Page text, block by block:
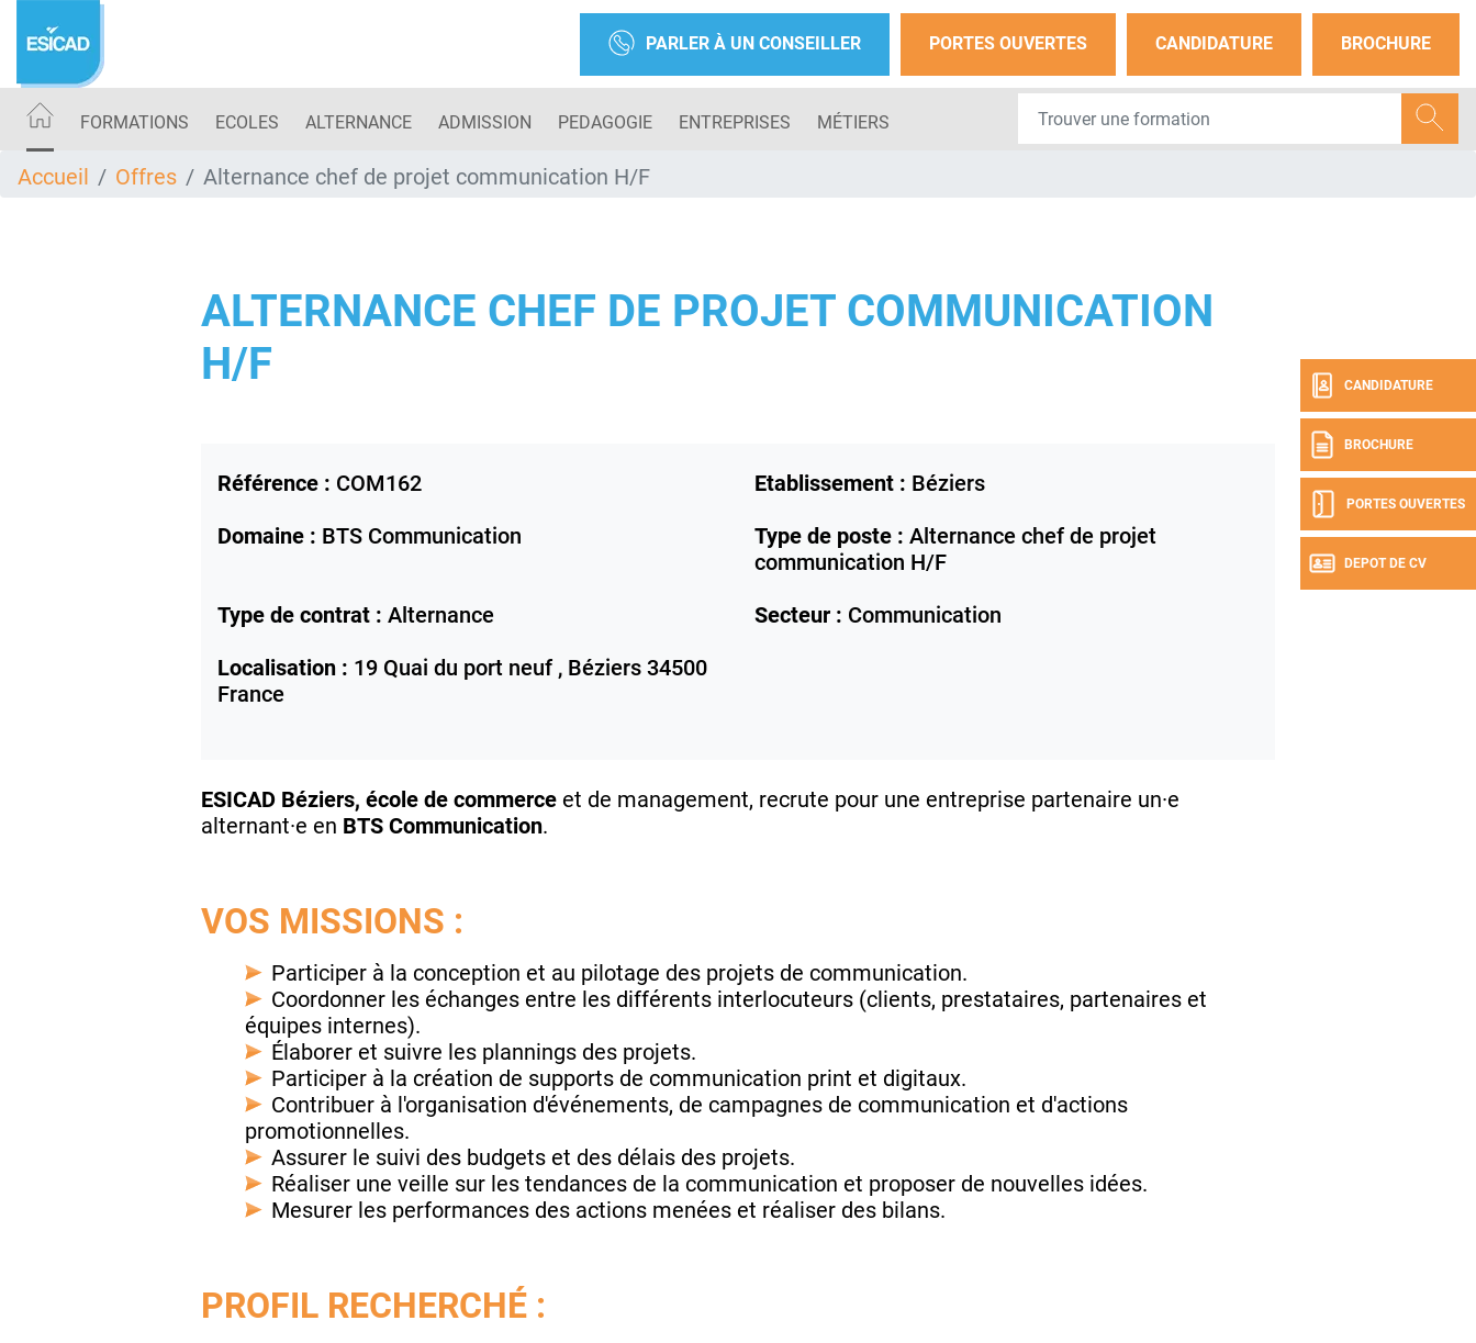
contenu
PARLER À UN CONSEILLER PORTES OUVERTES CANDIDATURE BROCHURE
FORMATIONS ECOLES ALTERNANCE ADMISSION PEDAGOGIE ENTREPRISES MÉTIERS
CANDIDATURE
BROCHURE
PORTES OUVERTES
DEPOT DE CV
Accueil Offres Alternance chef de projet communication H/F
ALTERNANCE CHEF DE PROJET COMMUNICATION
H/F
Référence : COM162 Etablissement : Béziers
Domaine : BTS Communication Type de poste : Alternance chef de projet
communication H/F
Type de contrat : Alternance Secteur : Communication
Localisation : 19 Quai du port neuf , Béziers 34500
France
ESICAD Béziers, école de commerce et de management, recrute pour une entreprise partenaire un·e
alternant·e en BTS Communication.
VOS MISSIONS :
Participer à la conception et au pilotage des projets de communication.
Coordonner les échanges entre les différents interlocuteurs (clients, prestataires, partenaires et
équipes internes).
Élaborer et suivre les plannings des projets.
Participer à la création de supports de communication print et digitaux.
Contribuer à l'organisation d'événements, de campagnes de communication et d'actions
promotionnelles.
Assurer le suivi des budgets et des délais des projets.
Réaliser une veille sur les tendances de la communication et proposer de nouvelles idées.
Mesurer les performances des actions menées et réaliser des bilans.
PROFIL RECHERCHÉ :